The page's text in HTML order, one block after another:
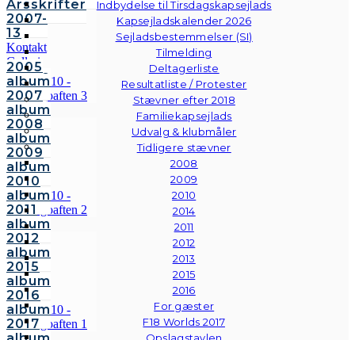
Indbydelse til Tirsdagskapsejlads
Kapsejladskalender 2026
Sejladsbestemmelser (SI)
Tilmelding
Deltagerliste
Resultatliste / Protester
Stævner efter 2018
Familiekapsejlads
Udvalg & klubmåler
Tidligere stævner
2008
2009
2010
2014
2011
2012
2013
2015
2016
For gæster
F18 Worlds 2017
Årsskrifter
2007-
13
Kontakt
Galleri
Andre
fotos
2005
album
2007
album
2008
album
2009
album
2010
album
2011
album
2012
album
2015
album
2016
album
2017